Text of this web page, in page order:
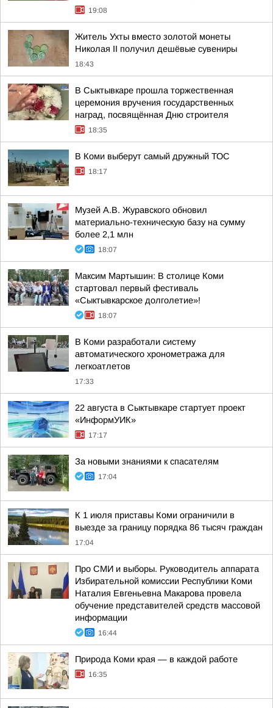
19:08
Житель Ухты вместо золотой монеты
Николая II получил дешёвые сувениры
18:43
В Сыктывкаре прошла торжественная
церемония вручения государственных
наград, посвящённая Дню строителя
18:35
В Коми выберут самый дружный ТОС
18:17
Музей А.В. Журавского обновил
материально-техническую базу на сумму
более 2,1 млн
18:07
Максим Мартышин: В столице Коми
стартовал первый фестиваль
«Сыктывкарское долголетие»!
18:07
В Коми разработали систему
автоматического хронометража для
легкоатлетов
17:33
22 августа в Сыктывкаре стартует проект
«ИнформУИК»
17:17
За новыми знаниями к спасателям
17:04
К 1 июля приставы Коми ограничили в
выезде за границу порядка 86 тысяч граждан
17:04
Про СМИ и выборы. Руководитель аппарата
Избирательной комиссии Республики Коми
Наталия Евгеньевна Макарова провела
обучение представителей средств массовой
информации
16:44
Природа Коми края — в каждой работе
16:35